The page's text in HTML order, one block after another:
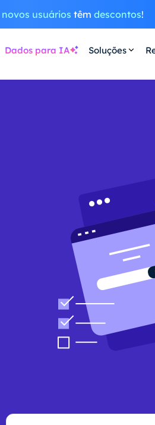
novos usuários têm descontos!
Dados para IA Soluções